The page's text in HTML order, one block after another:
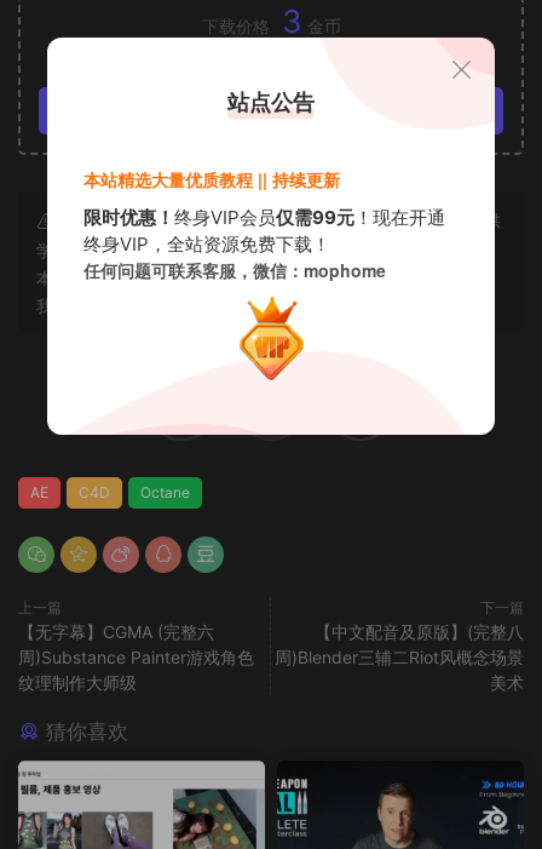
下载价格 3 金币
立即购买
声明：本站所有资源均为互联网收集而来和网友投稿，仅供
学习交流使用，如资源适合请购买正版体验更完善的服务；若
本站侵犯了您的合法权益，可联系我们删除，给您带来的不便
我们深表歉意。
AE C4D Octane
上一篇
【无字幕】CGMA (完整六
周)Substance Painter游戏角色
纹理制作大师级
下一篇
【中文配音及原版】(完整八
周)Blender三辅二Riot风概念场景
美术
猜你喜欢
站点公告
本站精选大量优质教程 || 持续更新
限时优惠！ 终身VIP会员仅需99元 ！现在开通
终身VIP，全站资源免费下载！
任何问题可联系客服，微信：mophome